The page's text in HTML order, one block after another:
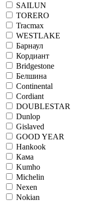
SAILUN
TORERO
Tracmax
WESTLAKE
Барнаул
Кордиант
Bridgestone
Белшина
Continental
Cordiant
DOUBLESTAR
Dunlop
Gislaved
GOOD YEAR
Hankook
Кама
Kumho
Michelin
Nexen
Nokian